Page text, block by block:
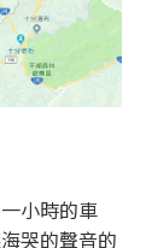
小時的車
哭的聲音的